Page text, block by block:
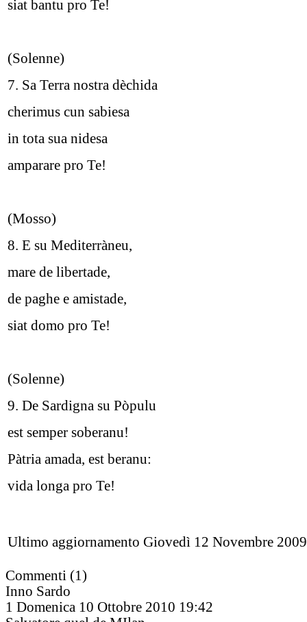
siat bantu pro Te!
(Solenne)
7. Sa Terra nostra dèchida
cherimus cun sabiesa
in tota sua nidesa
amparare pro Te!
(Mosso)
8. E su Mediterràneu,
mare de libertade,
de paghe e amistade,
siat domo pro Te!
(Solenne)
9. De Sardigna su Pòpulu
est semper soberanu!
Pàtria amada, est beranu:
vida longa pro Te!
Ultimo aggiornamento Giovedì 12 Novembre
Commenti (1)
Inno Sardo
1 Domenica 10 Ottobre 2010 19:42